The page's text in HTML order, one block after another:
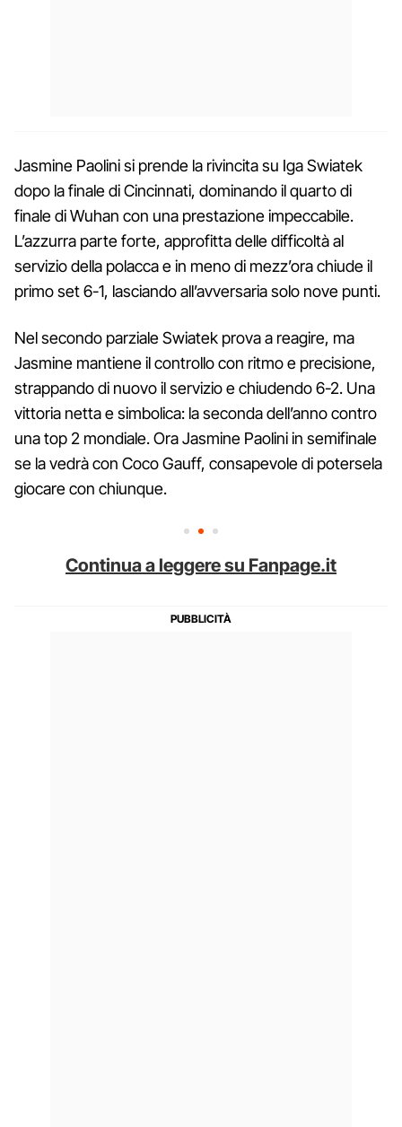
Jasmine Paolini si prende la rivincita su Iga Swiatek
dopo la finale di Cincinnati, dominando il quarto di
finale di Wuhan con una prestazione impeccabile.
L’azzurra parte forte, approfitta delle difficoltà al
servizio della polacca e in meno di mezz’ora chiude il
primo set 6-1, lasciando all’avversaria solo nove punti.
Nel secondo parziale Swiatek prova a reagire, ma
Jasmine mantiene il controllo con ritmo e precisione,
strappando di nuovo il servizio e chiudendo 6-2. Una
vittoria netta e simbolica: la seconda dell’anno contro
una top 2 mondiale. Ora Jasmine Paolini in semifinale
se la vedrà con Coco Gauff, consapevole di potersela
giocare con chiunque.
Continua a leggere su Fanpage.it